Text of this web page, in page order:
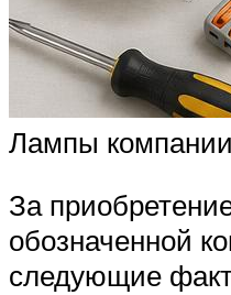
Лампы
За
обозначенной
следующие